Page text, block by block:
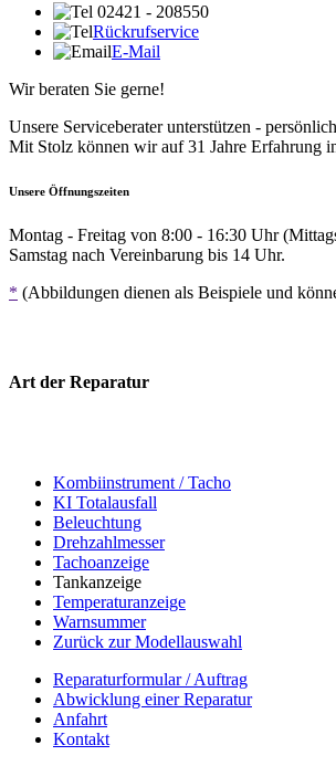
02421 - 208550
Rückrufservice
E-Mail
Wir beraten Sie gerne!
Unsere Serviceberater unterstützen -
Mit Stolz können wir auf 31 Jahre Erfahrung
Unsere Öffnungszeiten
Montag - Freitag von 8:00 - 16:30 Uhr
Samstag nach Vereinbarung bis 14 Uhr.
* (Abbildungen dienen als Beispiele und
Art der Reparatur
Kombiinstrument / Tacho
KI Totalausfall
Beleuchtung
Drehzahlmesser
Tachoanzeige
Tankanzeige
Temperaturanzeige
Warnsummer
Zurück zur Modellauswahl
Reparaturformular / Auftrag
Abwicklung einer Reparatur
Anfahrt
Kontakt